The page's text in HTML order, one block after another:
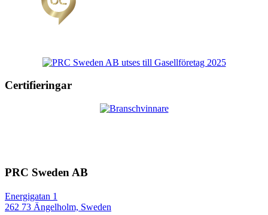
Certifieringar
PRC Sweden AB
Energigatan 1
262 73 Ängelholm, Sweden